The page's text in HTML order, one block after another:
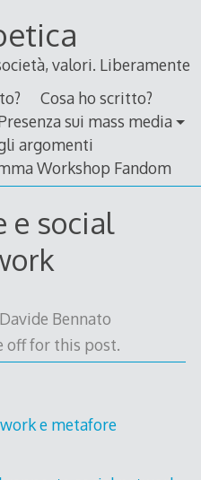
valori. Liberamente
Cosa ho scritto?
sui mass media
argomenti
Workshop Fandom
e social
Davide Bennato
off for this post.